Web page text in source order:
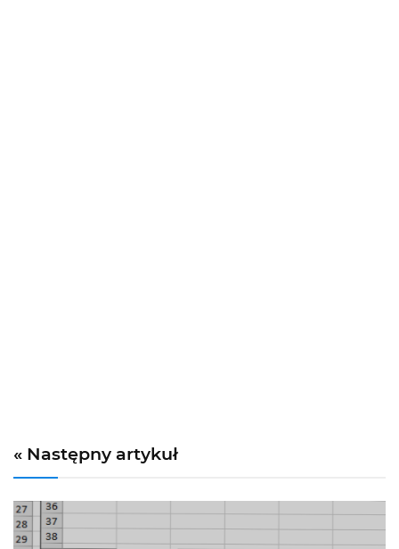
« Następny artykuł